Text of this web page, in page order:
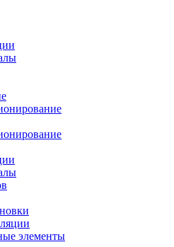
элементы